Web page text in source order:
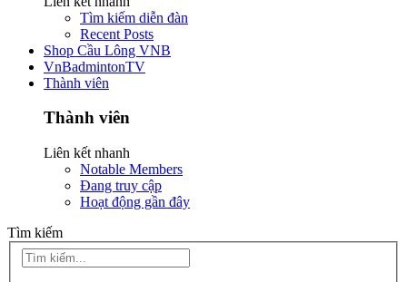
Tìm kiếm diễn đàn
Recent Posts
Shop Cầu Lông VNB
VnBadmintonTV
Thành viên
Thành viên
Liên kết nhanh
Notable Members
Đang truy cập
Hoạt động gần đây
Tìm kiếm